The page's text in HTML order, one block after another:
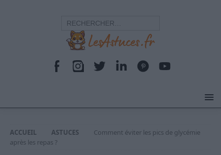
ACCUEIL ASTUCES
Comment éviter les pics de glycémie
après les repas ?